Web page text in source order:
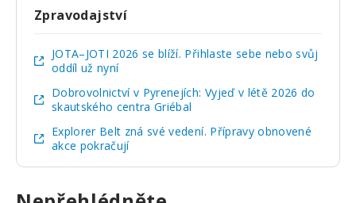
Zpravodajství
JOTA–JOTI 2026 se blíží. Přihlaste sebe nebo svůj
oddíl už nyní
Dobrovolnictví v Pyrenejích: Vyjeď v létě 2026 do
skautského centra Griébal
Explorer Belt zná své vedení. Přípravy obnovené
akce pokračují